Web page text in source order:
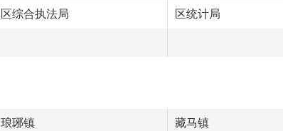
区综合执法局 区统计局
琅琊镇 藏马镇